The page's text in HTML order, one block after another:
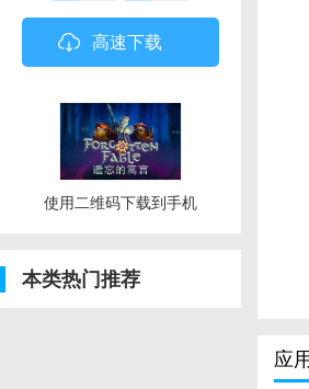
高速下载
使用二维码下载到手机
本类热门推荐
应